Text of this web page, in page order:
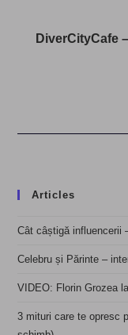
DiverCityCafe
Articles
Cât câștigă influencerii
Celebru și Părinte –
VIDEO: Florin Grozea
3 mituri care te opresc